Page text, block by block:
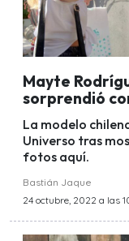
Mayte
sorprendió
La modelo
Universo tras
fotos aquí.
Bastián Jaque
24 octubre, 2022 a las